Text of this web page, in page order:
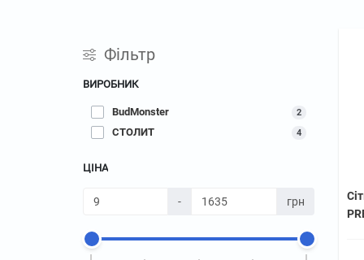
Фільтр
ВИРОБНИК
BudMonster 2
СТОЛИТ 4
ЦІНА
- грн